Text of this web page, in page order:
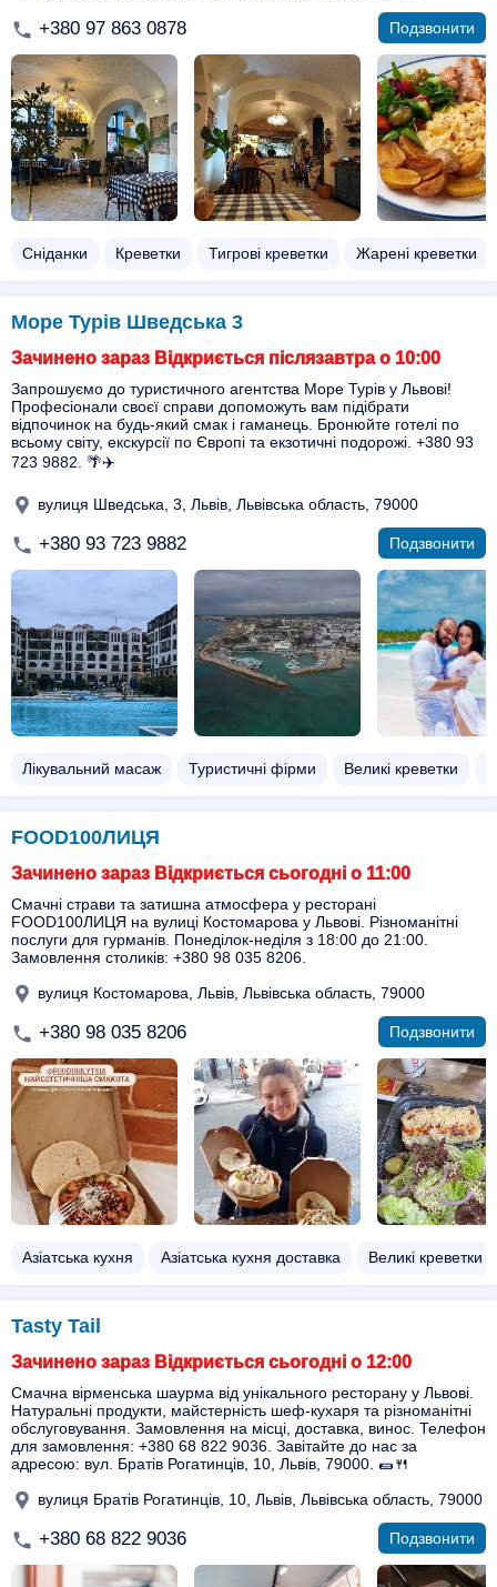
+380 97 863 0878 Подзвонити
Сніданки Креветки Тигрові креветки Жарені креветки
Море Турів Шведська 3
Зачинено зараз Відкриється післязавтра о 10:00
Запрошуємо до туристичного агентства Море Турів у Львові!
Професіонали своєї справи допоможуть вам підібрати
відпочинок на будь-який смак і гаманець. Бронюйте готелі по
всьому світу, екскурсії по Європі та екзотичні подорожі. +380 93
723 9882. 🌴✈️
вулиця Шведська, 3, Львів, Львівська область, 79000
+380 93 723 9882 Подзвонити
Лікувальний масаж Туристичні фірми Великі креветки
FOOD100ЛИЦЯ
Зачинено зараз Відкриється сьогодні о 11:00
Смачні страви та затишна атмосфера у ресторані
FOOD100ЛИЦЯ на вулиці Костомарова у Львові. Різноманітні
послуги для гурманів. Понеділок-неділя з 18:00 до 21:00.
Замовлення столиків: +380 98 035 8206.
вулиця Костомарова, Львів, Львівська область, 79000
+380 98 035 8206 Подзвонити
Азіатська кухня Азіатська кухня доставка Великі креветки
Tasty Tail
Зачинено зараз Відкриється сьогодні о 12:00
Смачна вірменська шаурма від унікального ресторану у Львові.
Натуральні продукти, майстерність шеф-кухаря та різноманітні
обслуговування. Замовлення на місці, доставка, винос. Телефон
для замовлення: +380 68 822 9036. Завітайте до нас за
адресою: вул. Братів Рогатинців, 10, Львів, 79000. 🌯🍴
вулиця Братів Рогатинців, 10, Львів, Львівська область, 79000
+380 68 822 9036 Подзвонити